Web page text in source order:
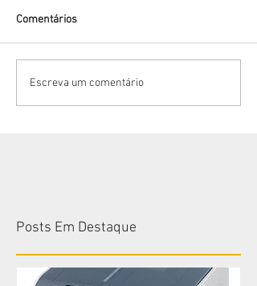
Vantagens em alugar com a
Cearacom!
Comentários
Escreva um comentário
Posts Em Destaque